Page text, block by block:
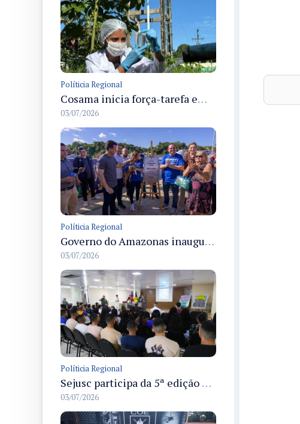
Políticia Regional
Cosama inicia força-tarefa em Anamã para fortalecer abastecimento de água e segurança hídrica da população
03/07/2026
Políticia Regional
Governo do Amazonas inaugura primeiro Castramóvel Fluvial para atendimento veterinário às comunidades ribeirinhas e castração gratuita
03/07/2026
Políticia Regional
Sejusc participa da 5ª edição do Caminhos Literários com foco na cultura hip-hop nas unidades socioeducativas
03/07/2026